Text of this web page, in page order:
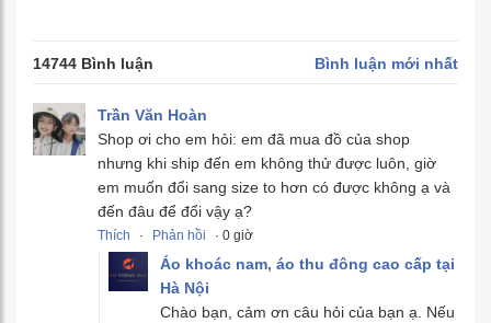
14744 Bình luận Bình luận mới nhất
Trần Văn Hoàn
Shop ơi cho em hỏi: em đã mua đồ của shop
nhưng khi ship đến em không thử được luôn, giờ
em muốn đổi sang size to hơn có được không ạ và
đến đâu để đổi vậy ạ?
Thích · Phản hồi · 0 giờ
Áo khoác nam, áo thu đông cao cấp tại
Hà Nội
Chào bạn, cảm ơn câu hỏi của bạn ạ. Nếu